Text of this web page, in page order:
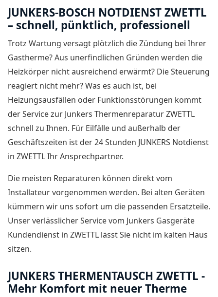
JUNKERS-BOSCH NOTDIENST ZWETTL
– schnell, pünktlich, professionell
Trotz Wartung versagt plötzlich die Zündung bei Ihrer
Gastherme? Aus unerfindlichen Gründen werden die
Heizkörper nicht ausreichend erwärmt? Die Steuerung
reagiert nicht mehr? Was es auch ist, bei
Heizungsausfällen oder Funktionsstörungen kommt
der Service zur Junkers Thermenreparatur ZWETTL
schnell zu Ihnen. Für Eilfälle und außerhalb der
Geschäftszeiten ist der24 Stunden JUNKERS Notdienst
in ZWETTLIhr Ansprechpartner.
Die meisten Reparaturen können direkt vom
Installateur vorgenommen werden. Bei alten Geräten
kümmern wir uns sofort um die passenden Ersatzteile.
Unser verlässlicher Service vom Junkers Gasgeräte
Kundendienst in ZWETTL lässt Sie nicht im kalten Haus
sitzen.
JUNKERS THERMENTAUSCH ZWETTL -
Mehr Komfort mit neuer Therme